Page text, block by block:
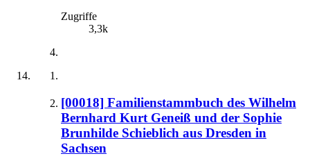
Zugriffe
3,3k
[00018] Familienstammbuch des Wilhelm
Bernhard Kurt Geneiß und der Sophie
Brunhilde Schieblich aus Dresden in
Sachsen